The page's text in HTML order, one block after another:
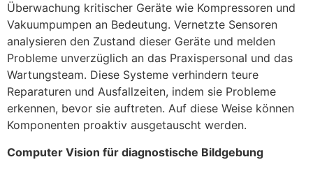
Überwachung kritischer Geräte wie Kompressoren und
Vakuumpumpen an Bedeutung. Vernetzte Sensoren
analysieren den Zustand dieser Geräte und melden
Probleme unverzüglich an das Praxispersonal und das
Wartungsteam. Diese Systeme verhindern teure
Reparaturen und Ausfallzeiten, indem sie Probleme
erkennen, bevor sie auftreten. Auf diese Weise können
Komponenten proaktiv ausgetauscht werden.
Computer Vision für diagnostische Bildgebung